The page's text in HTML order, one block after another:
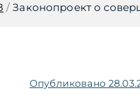
Законопроект о
Опубликовано